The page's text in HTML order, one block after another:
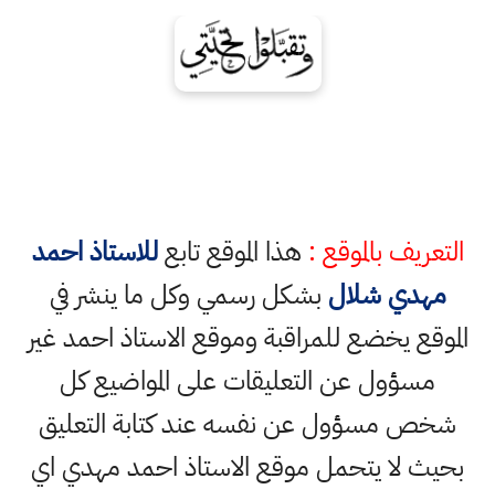
التعريف بالموقع : هذا الموقع تابعللاستاذ احمد
مهدي شلال بشكل رسمي وكل ما ينشر في
الموقع يخضع للمراقبة وموقع الاستاذ احمد غير
مسؤول عن التعليقات على المواضيع كل
شخص مسؤول عن نفسه عند كتابة التعليق
بحيث لا يتحمل موقع الاستاذ احمد مهدي اي